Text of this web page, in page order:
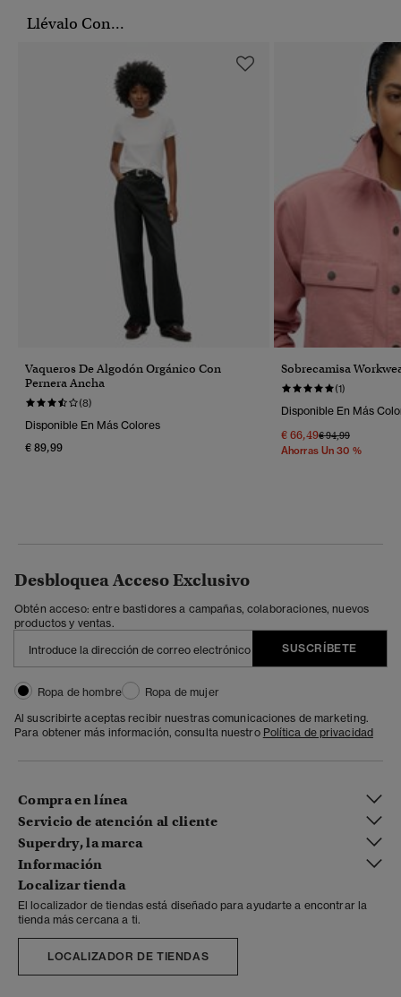
Llévalo Con...
Vaqueros De Algodón Orgánico Con
Pernera Ancha
(8)
Disponible En Más Colores
€ 89,99
Sobrecamisa
(1)
Disponible En Más
€ 66,49Precio Rebajado
€ 94,99A
Ahorras Un 30 %
Desbloquea Acceso Exclusivo
Obtén acceso: entre bastidores a campañas, colaboraciones, nuevos
productos y ventas.
SUSCRÍBETE
Ropa de hombre
Ropa de mujer
Al suscribirte aceptas recibir nuestras comunicaciones de marketing.
Para obtener más información, consulta nuestro Política de privacidad
Compra en línea
Servicio de atención al cliente
Superdry, la marca
Información
Localizar tienda
El localizador de tiendas está diseñado para ayudarte a encontrar la
tienda más cercana a ti.
LOCALIZADOR DE TIENDAS